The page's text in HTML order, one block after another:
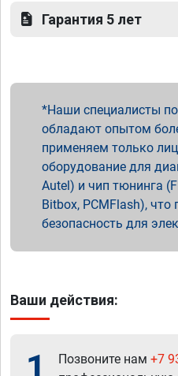
Гарантия 5 лет
Наши специалисты
обладают опытом
применяем только
оборудование для
Autel) и чип тюнинга
Bitbox, PCMFlash), что
безопасность для
Ваши действия:
1 Позвоните нам +7